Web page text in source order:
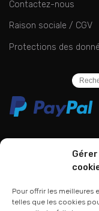
Pour offrir les meilleures
telles que les cookies
Contactez-nous
Raison sociale / CGV
Protections des